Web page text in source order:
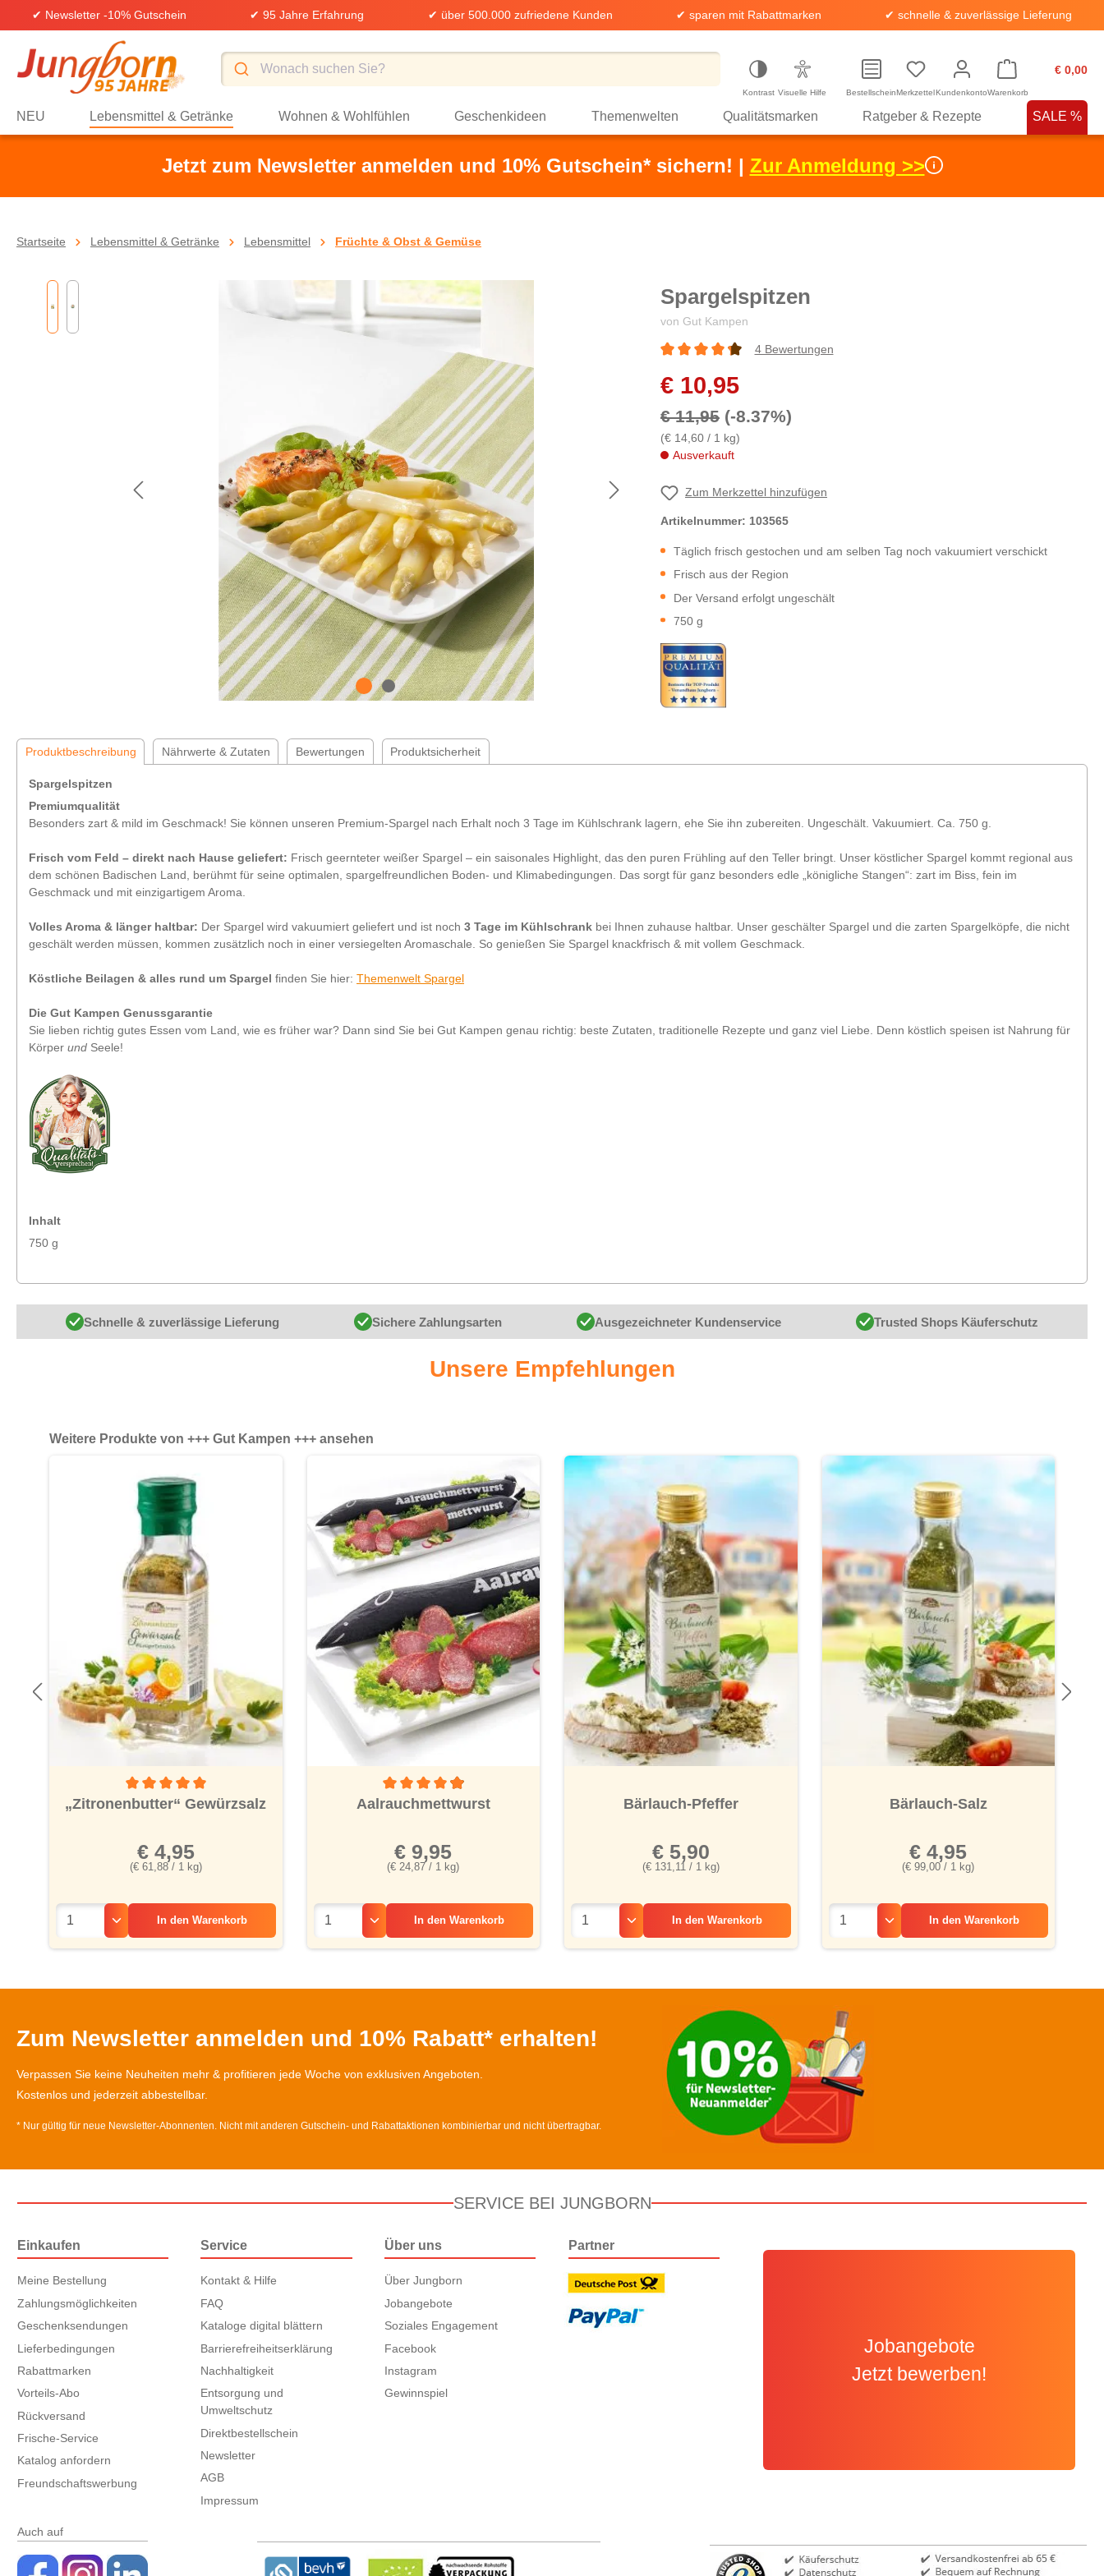
Zur Hauptnavigation springen
✔ Newsletter -10% Gutschein ✔ 95 Jahre Erfahrung ✔ über 500.000 zufriedene Kunden ✔ sparen mit Rabattmarken ✔ schnelle & zuverlässige Lieferung
Kontrast Visuelle Hilfe BestellscheinMerkzettelKundenkonto
€ 0,00
Warenkorb
NEU Lebensmittel & Getränke Wohnen & Wohlfühlen Geschenkideen Themenwelten Qualitätsmarken Ratgeber & Rezepte SALE %
Jetzt zum Newsletter anmelden und 10% Gutschein* sichern! | Zur Anmeldung >>
Startseite Lebensmittel & Getränke Lebensmittel Früchte & Obst & Gemüse
Bildergalerie überspringen Spargelspitzen
von Gut Kampen
€ 10,95
€ 11,95 (-8.37%)
(€ 14,60 / 1 kg)
4 Bewertungen
Ausverkauft
Zum Merkzettel hinzufügen
Artikelnummer: 103565
Täglich frisch gestochen und am selben Tag noch vakuumiert verschickt
Frisch aus der Region
Der Versand erfolgt ungeschält
750 g
Produktbeschreibung Nährwerte & Zutaten Bewertungen Produktsicherheit
Spargelspitzen
Premiumqualität
Besonders zart & mild im Geschmack! Sie können unseren Premium-Spargel nach Erhalt noch 3 Tage im Kühlschrank lagern, ehe Sie ihn zubereiten. Ungeschält. Vakuumiert. Ca. 750 g.
Frisch vom Feld – direkt nach Hause geliefert: Frisch geernteter weißer Spargel – ein saisonales Highlight, das den puren Frühling auf den Teller bringt. Unser köstlicher Spargel kommt regional aus
dem schönen Badischen Land, berühmt für seine optimalen, spargelfreundlichen Boden- und Klimabedingungen. Das sorgt für ganz besonders edle „königliche Stangen“: zart im Biss, fein im
Geschmack und mit einzigartigem Aroma.
Volles Aroma & länger haltbar: Der Spargel wird vakuumiert geliefert und ist noch 3 Tage im Kühlschrank bei Ihnen zuhause haltbar. Unser geschälter Spargel und die zarten Spargelköpfe, die nicht
geschält werden müssen, kommen zusätzlich noch in einer versiegelten Aromaschale. So genießen Sie Spargel knackfrisch & mit vollem Geschmack.
Köstliche Beilagen & alles rund um Spargel finden Sie hier: Themenwelt Spargel
Die Gut Kampen Genussgarantie
Sie lieben richtig gutes Essen vom Land, wie es früher war? Dann sind Sie bei Gut Kampen genau richtig: beste Zutaten, traditionelle Rezepte und ganz viel Liebe. Denn köstlich speisen ist Nahrung für
Körper und Seele!
Inhalt
750 g
Schnelle & zuverlässige Lieferung Sichere Zahlungsarten Ausgezeichneter Kundenservice Trusted Shops Käuferschutz
Unsere Empfehlungen
Produktgalerie überspringen
Weitere Produkte von +++ Gut Kampen +++ ansehen
Durchschnittliche Bewertung von 5 von 5 Sternen
„Zitronenbutter“ Gewürzsalz
(€ 61,88 / 1 kg)
€ 4,95
In den Warenkorb
Durchschnittliche Bewertung von 4.8 von 5 Sternen
Aalrauchmettwurst
(€ 24,87 / 1 kg)
€ 9,95
In den Warenkorb
Bärlauch-Pfeffer
(€ 131,11 / 1 kg)
€ 5,90
In den Warenkorb
Bärlauch-Salz
(€ 99,00 / 1 kg)
€ 4,95
In den Warenkorb
Zum Newsletter anmelden und 10% Rabatt* erhalten!
Verpassen Sie keine Neuheiten mehr & profitieren jede Woche von exklusiven Angeboten.
Kostenlos und jederzeit abbestellbar.
* Nur gültig für neue Newsletter-Abonnenten. Nicht mit anderen Gutschein- und Rabattaktionen kombinierbar und nicht übertragbar.
SERVICE BEI JUNGBORN
Einkaufen
Meine Bestellung
Zahlungsmöglichkeiten
Geschenksendungen
Lieferbedingungen
Rabattmarken
Vorteils-Abo
Rückversand
Frische-Service
Katalog anfordern
Freundschaftswerbung
Service
Kontakt & Hilfe
FAQ
Kataloge digital blättern
Barrierefreiheitserklärung
Nachhaltigkeit
Entsorgung und
Umweltschutz
Direktbestellschein
Newsletter
AGB
Impressum
Über uns
Über Jungborn
Jobangebote
Soziales Engagement
Facebook
Instagram
Gewinnspiel
Partner
Jobangebote
Jetzt bewerben!
Auch auf